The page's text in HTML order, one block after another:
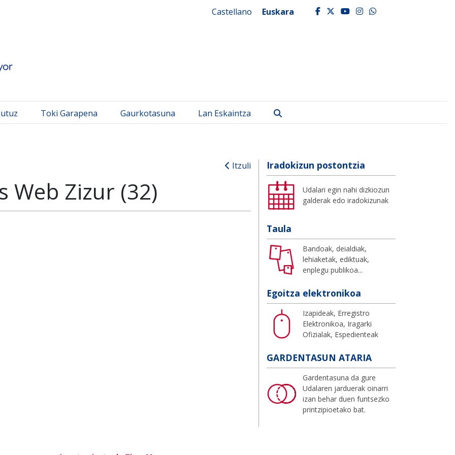
Castellano Euskara facebook
twitter
youtube
instagram
whatsapp
Toki Garapena Gaurkotasuna Lan Eskaintza
Itzuli
Web Zizur (32)
Iradokizun postontzia
Udalari egin nahi dizkiozun
galderak edo iradokizunak
Taula
Bandoak, deialdiak,
lehiaketak, ediktuak,
enplegu publikoa...
Egoitza elektronikoa
Izapideak, Erregistro
Elektronikoa, Iragarki
Ofizialak, Espedienteak
GARDENTASUN ATARIA
Gardentasuna da gure
Udalaren jarduerak oinarri
izan behar duen funtsezko
printzipioetako bat.